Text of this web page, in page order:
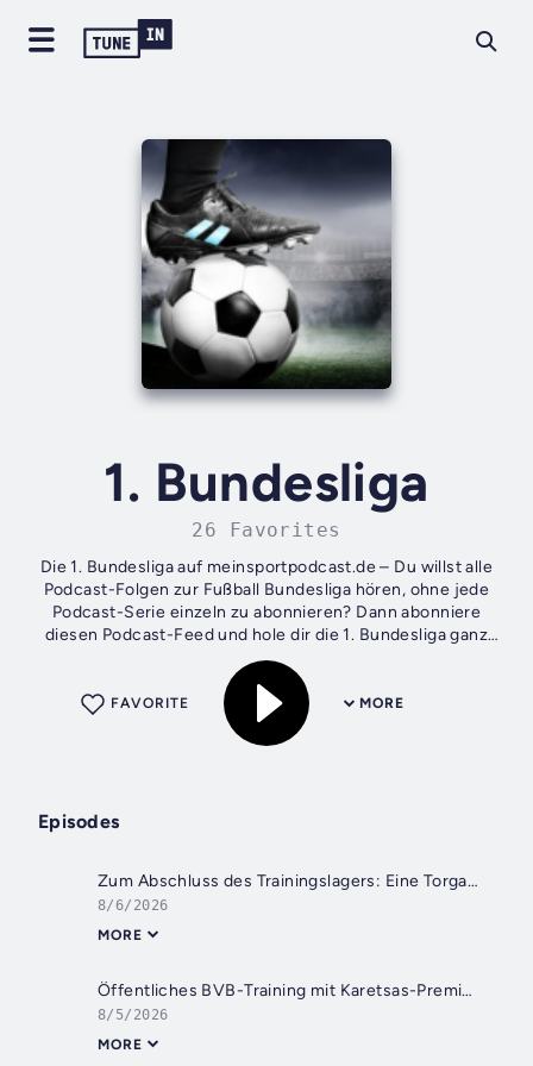
1. Bundesliga
26 Favorites
Die 1. Bundesliga auf meinsportpodcast.de – Du willst alle
Podcast-Folgen zur Fußball Bundesliga hören, ohne jede
Podcast-Serie einzeln zu abonnieren? Dann abonniere
diesen Podcast-Feed und hole dir die 1. Bundesliga ganz
automatisch zu Dir....
MORE
FAVORITE
Episodes
Zum Abschluss des Trainingslagers: Eine Torgala, ein Versprechen und ein Willkommenstanz
8/6/2026
MORE
Öffentliches BVB-Training mit Karetsas-Premiere | BVB-Sportdirektor Ole Book gibt Interview nach dem Training
8/5/2026
MORE